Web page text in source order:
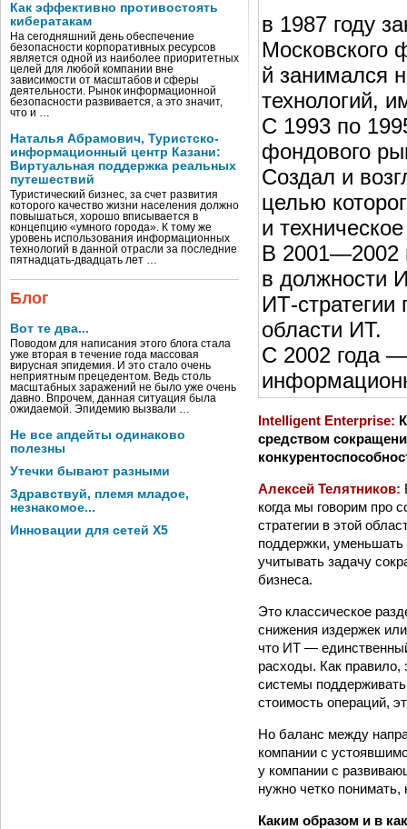
Как эффективно противостоять
кибератакам
На сегодняшний день обеспечение
безопасности корпоративных ресурсов
является одной из наиболее приоритетных
целей для любой компании вне
зависимости от масштабов и сферы
деятельности. Рынок информационной
безопасности развивается, а это значит,
что и …
Наталья Абрамович, Туристско-
информационный центр Казани:
Виртуальная поддержка реальных
путешествий
Туристический бизнес, за счет развития
которого качество жизни населения должно
повышаться, хорошо вписывается в
концепцию «умного города». К тому же
уровень использования информационных
технологий в данной отрасли за последние
пятнадцать-двадцать лет …
Блог
Вот те два...
Поводом для написания этого блога стала
уже вторая в течение года массовая
вирусная эпидемия. И это стало очень
неприятным прецедентом. Ведь столь
масштабных заражений не было уже очень
давно. Впрочем, данная ситуация была
ожидаемой. Эпидемию вызвали …
Не все апдейты одинаково
полезны
Утечки бывают разными
Здравствуй, племя младое,
незнакомое...
Инновации для сетей X5
в 1987 году
Московского
й занимался
технологий,
С 1993 по
фондового
Создал и
целью
и
В 2001—2002
в должности
ИТ-стратегии
области ИТ.
С 2002 года
Intelligent Enterprise:
средством
Алексей Телятников:
когда мы говорим про
стратегии в этой
поддержки, уменьшать
учитывать задачу
бизнеса.
Это классическое
снижения издержек
что ИТ —
расходы. Как правило,
системы
стоимость операций,
Но баланс между
компании с
у компании с
нужно четко понимать,
Каким образом и в